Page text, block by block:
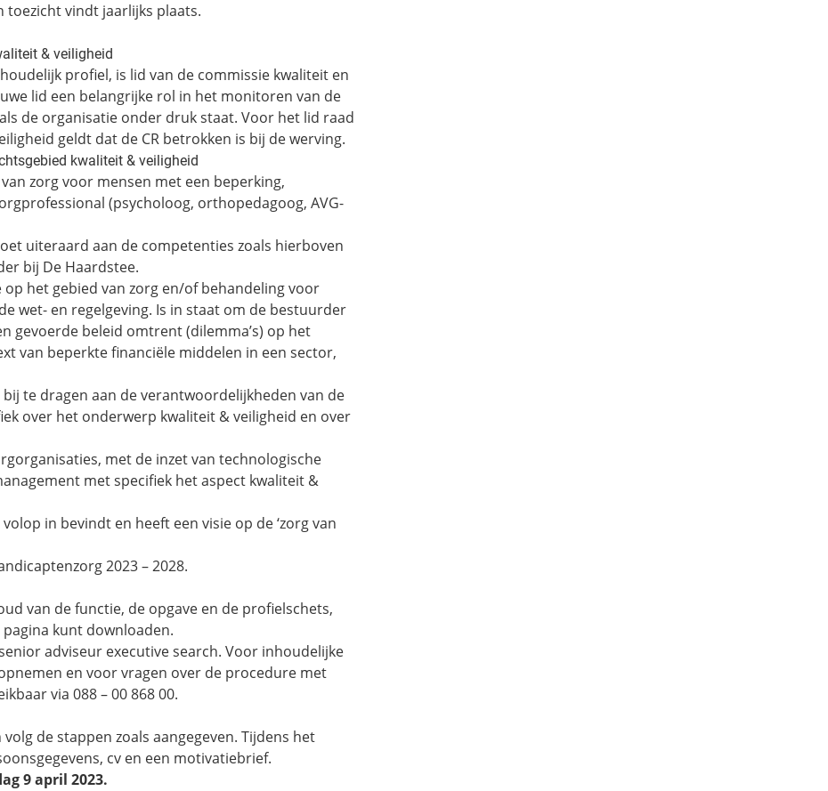
toezicht vindt jaarlijks plaats.
& veiligheid
profiel, is lid van de commissie kwaliteit en
lid een belangrijke rol in het monitoren van de
de organisatie onder druk staat. Voor het lid raad
geldt dat de CR betrokken is bij de werving.
kwaliteit & veiligheid
zorg voor mensen met een beperking,
(psycholoog, orthopedagoog, AVG-
uiteraard aan de competenties zoals hierboven
bij De Haardstee.
het gebied van zorg en/of behandeling voor
wet- en regelgeving. Is in staat om de bestuurder
gevoerde beleid omtrent (dilemma’s) op het
van beperkte financiële middelen in een sector,
te dragen aan de verantwoordelijkheden van de
over het onderwerp kwaliteit & veiligheid en over
met de inzet van technologische
met specifiek het aspect kwaliteit &
in bevindt en heeft een visie op de ‘zorg van
2023 – 2028.
van de functie, de opgave en de profielschets,
kunt downloaden.
adviseur executive search. Voor inhoudelijke
en voor vragen over de procedure met
via 088 – 00 868 00.
de stappen zoals aangegeven. Tijdens het
cv en een motivatiebrief.
9 april 2023.